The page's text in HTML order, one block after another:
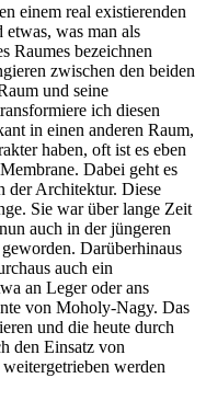
einem real existierenden
was man als
Raumes bezeichnen
zwischen den beiden
und seine
ich diesen
in einen anderen Raum,
haben, oft ist es eben
Dabei geht es
der Architektur. Diese
Sie war über lange Zeit
auch in der jüngeren
Darüberhinaus
auch ein
an Leger oder ans
von Moholy-Nagy. Das
und die heute durch
den Einsatz von
werden